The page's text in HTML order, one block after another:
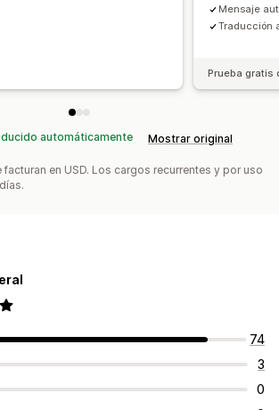
Mensaje
Traducción
Prueba gratis
automáticamente Mostrar original
en USD. Los cargos recurrentes y por uso
74
3
0